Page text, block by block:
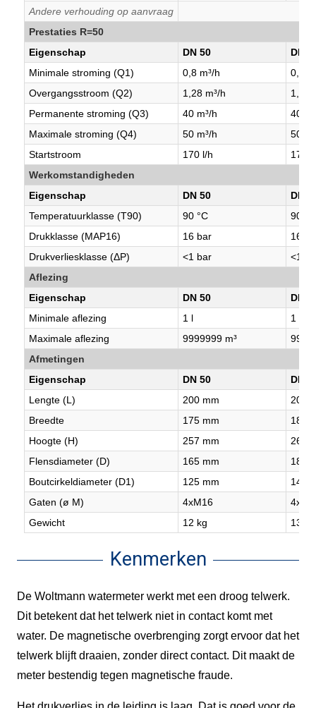
Andere verhouding op aanvraag
Prestaties R=50
Eigenschap
DN 50
DN
Minimale stroming (Q1)
0,8 m³/h
0,8
Overgangsstroom (Q2)
1,28 m³/h
1,28
Permanente stroming (Q3)
40 m³/h
40
Maximale stroming (Q4)
50 m³/h
50
Startstroom
170 l/h
170
Werkomstandigheden
Eigenschap
DN 50
DN
Temperatuurklasse (T90)
90 °C
90 °C
Drukklasse (MAP16)
16 bar
16
Drukverliesklasse (ΔP)
<1 bar
<1
Aflezing
Eigenschap
DN 50
DN
Minimale aflezing
1 l
1 l
Maximale aflezing
9999999 m³
Afmetingen
Eigenschap
DN 50
DN
Lengte (L)
200 mm
200
Breedte
175 mm
185
Hoogte (H)
257 mm
267
Flensdiameter (D)
165 mm
185
Boutcirkeldiameter (D1)
125 mm
145
Gaten (ø M)
4xM16
Gewicht
12 kg 13 kg
Kenmerken
De Woltmann watermeter werkt met een droog telwerk.
Dit betekent dat het telwerk niet in contact komt met
water. De magnetische overbrenging zorgt ervoor dat het
telwerk blijft draaien, zonder direct contact. Dit maakt de
meter bestendig tegen magnetische fraude.